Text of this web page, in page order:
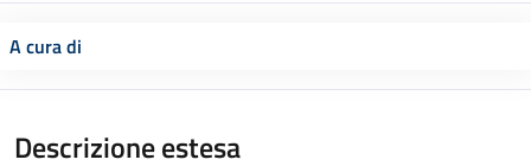
A cura di
Descrizione estesa